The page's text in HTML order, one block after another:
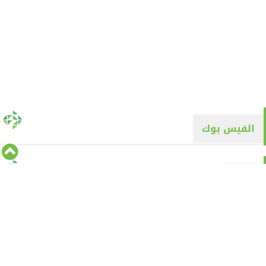
الفيس بوك